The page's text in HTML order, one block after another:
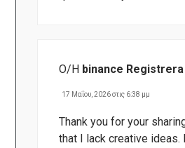
Ο/Η binance Registrera
17 Μαΐου, 2026 στις 6:38 μμ
Thank you for your
that I lack creative ideas.